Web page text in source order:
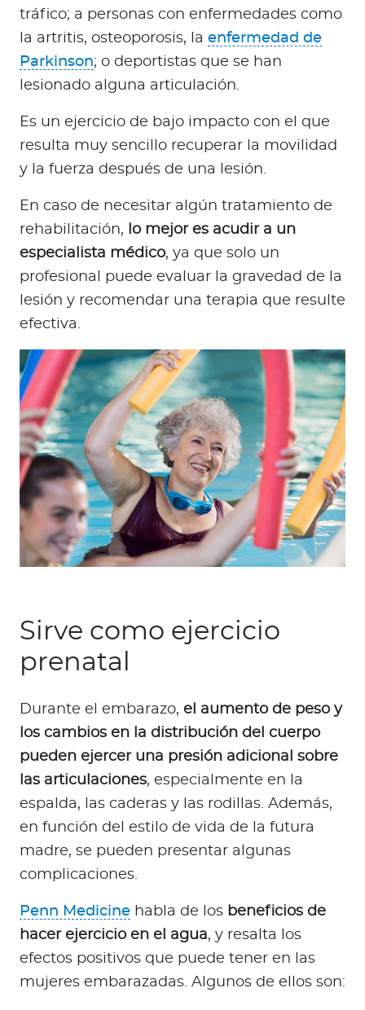
tráfico; a personas con enfermedades como
la artritis, osteoporosis, la enfermedad de
Parkinson; o deportistas que se han
lesionado alguna articulación.
Es un ejercicio de bajo impacto con el que
resulta muy sencillo recuperar la movilidad
y la fuerza después de una lesión.
En caso de necesitar algún tratamiento de
rehabilitación,
lo mejor es acudir a un
especialista médico, ya que solo un
profesional puede evaluar la gravedad de la
lesión y recomendar una terapia que resulte
efectiva.
Sirve como ejercicio
prenatal
Durante el embarazo, el aumento de peso y
los cambios en la distribución del cuerpo
pueden ejercer una presión adicional sobre
las articulaciones, especialmente en la
espalda, las caderas y las rodillas. Además,
en función del estilo de vida de la futura
madre, se pueden presentar algunas
complicaciones.
Penn Medicine habla de los beneficios de
hacer ejercicio en el agua, y resalta los
efectos positivos que puede tener en las
mujeres embarazadas. Algunos de ellos son: